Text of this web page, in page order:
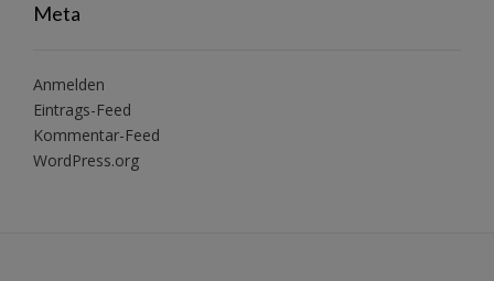
Meta
Anmelden
Eintrags-Feed
Kommentar-Feed
WordPress.org